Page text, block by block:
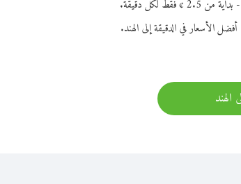
لكل دقيقة.
الأسعار في الدقيقة إلى الهند.